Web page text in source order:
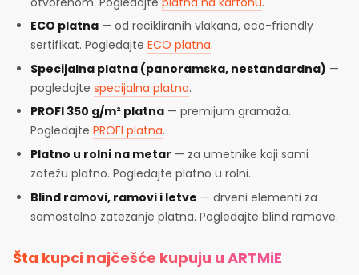
ECO platna — od recikliranih vlakana, eco-friendly
sertifikat. PogledajteECO platna.
Specijalna platna (panoramska, nestandardna) —
pogledajtespecijalna platna.
PROFI 350 g/m² platna — premijum gramaža.
PogledajtePROFI platna.
Platno u rolni na metar — za umetnike koji sami
zatežu platno. Pogledajte platno u rolni.
Blind ramovi, ramovi i letve — drveni elementi za
samostalno zatezanje platna. Pogledajte blind ramove.
Šta kupci najčešće kupuju u ARTMiE